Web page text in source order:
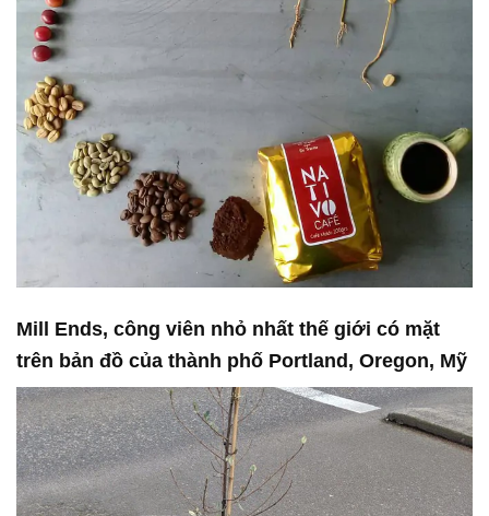
Mill Ends, công viên nhỏ nhất thế giới có mặt
trên bản đồ của thành phố Portland, Oregon, Mỹ